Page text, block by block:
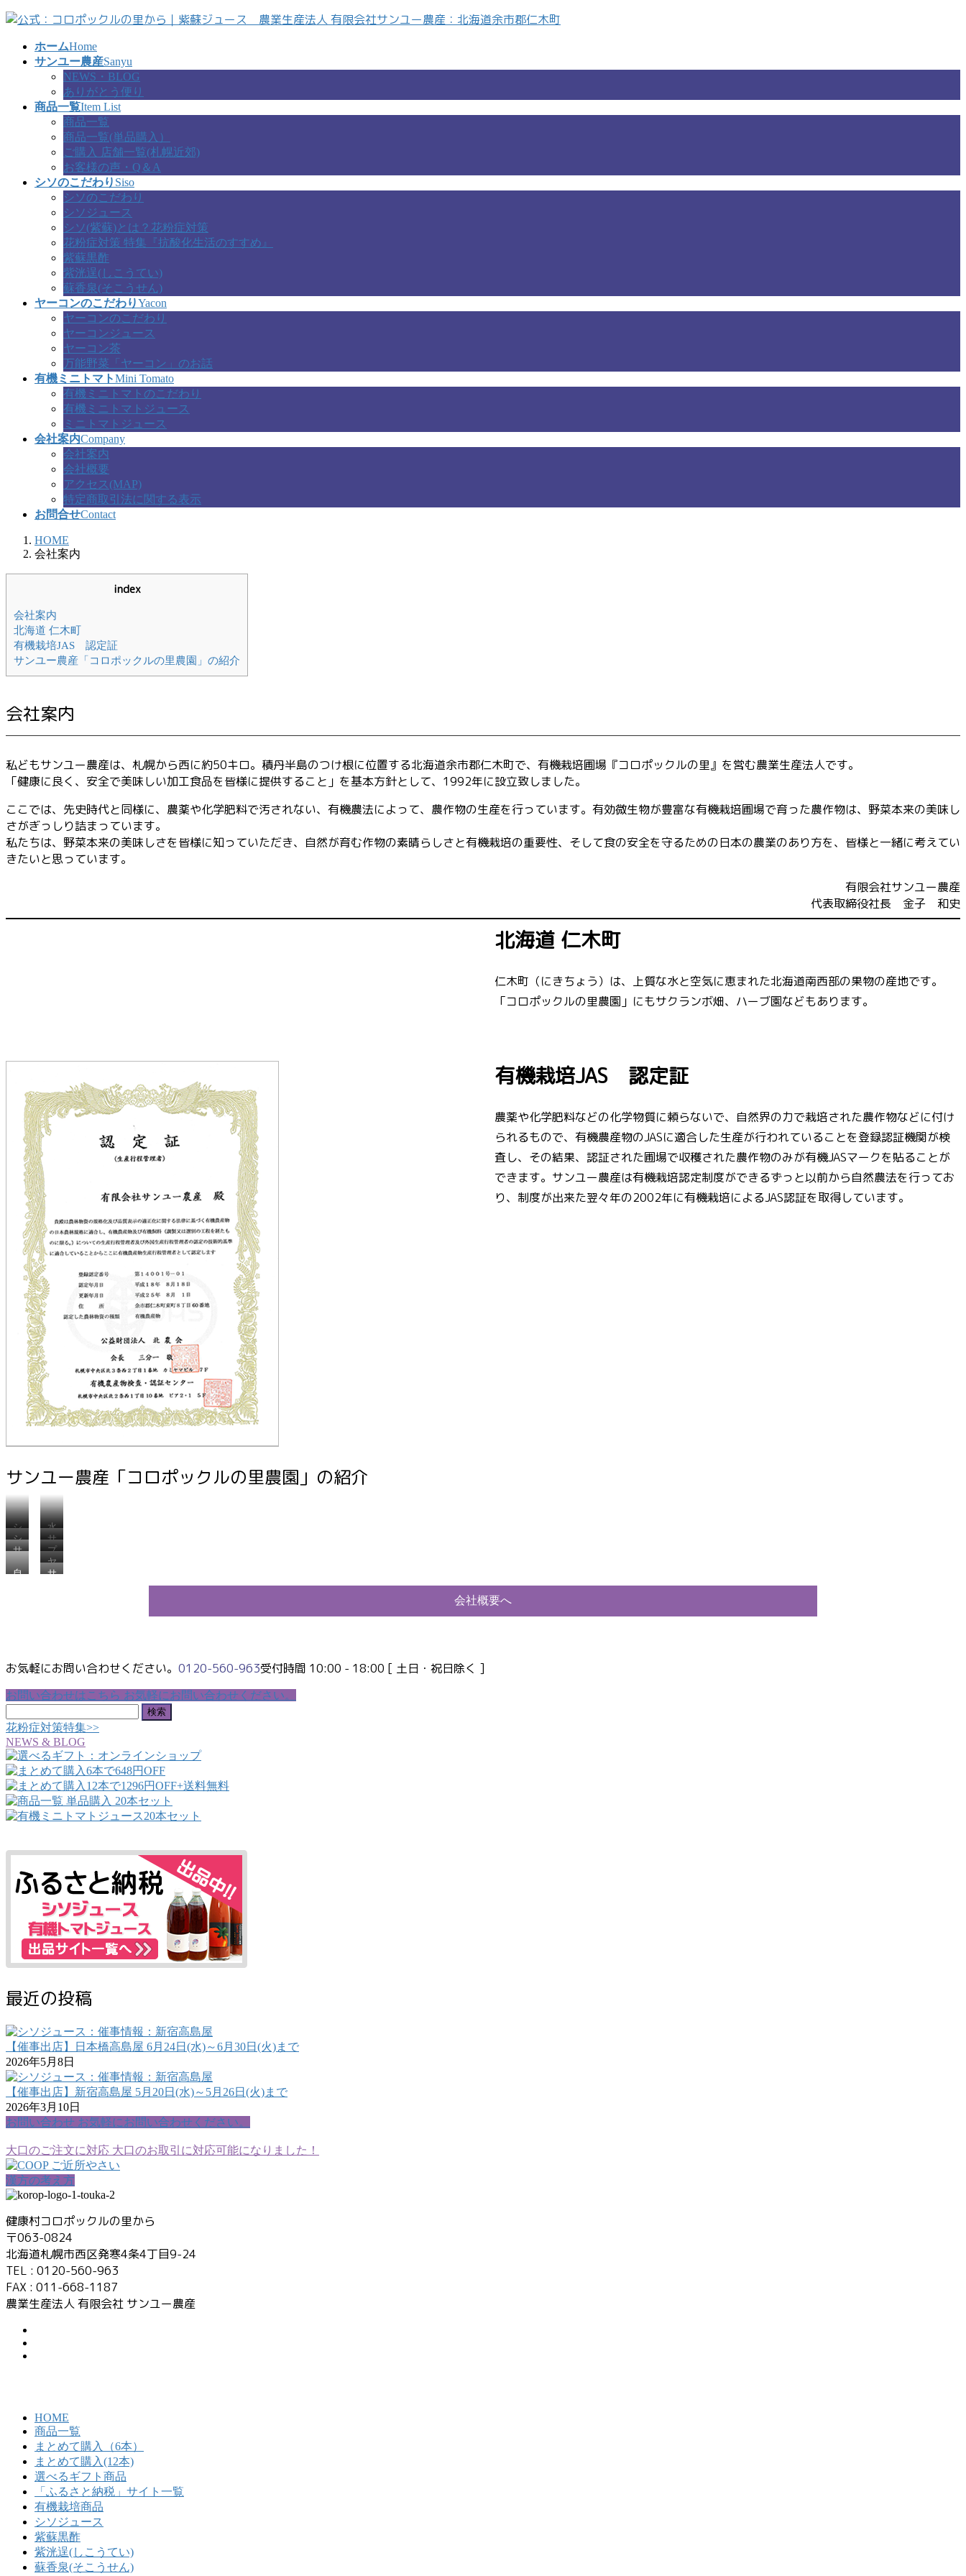
コ
ナ
ホームHome
サンユー農産Sanyu
NEWS・BLOG
ありがとう便り
商品一覧Item List
商品一覧
商品一覧(単品購入）
ご購入 店舗一覧(札幌近郊)
お客様の声・Q＆A
シソのこだわり Siso
シソのこだわり
シソジュース
シソ(紫蘇)とは？花粉症対策
花粉症対策 特集『抗酸化生活のすすめ』
紫蘇黒酢
紫洸逞(しこうてい)
蘇香泉(そこうせん)
ヤーコンのこだわりYacon
ヤーコンのこだわり
ヤーコンジュース
ヤーコン茶
万能野菜「ヤーコン」のお話
有機ミニトマトMini Tomato
有機ミニトマトのこだわり
有機ミニトマトジュース
ミニトマトジュース
会社案内Company
会社案内
会社概要
アクセス(MAP)
特定商取引法に関する表示
お問合せContact
HOME
会社案内
index
会社案内
北海道 仁木町
有機栽培JAS 認定証
サンユー農産「コロポックルの里農園」の紹介
会社案内
私どもサンユー農産は、札幌から西に約50キロ。積丹半島のつけ根に位置する北海道余市郡仁木町で、有機栽培圃場『コロポックルの里』を営む農業生産法人です。
「健康に良く、安全で美味しい加工食品を皆様に提供すること」を基本方針として、1992年に設立致しました。
ここでは、先史時代と同様に、農薬や化学肥料で汚されない、有機農法によって、農作物の生産を行っています。有効微生物が豊富な有機栽培圃場で育った農作物は、野菜本来の美味し
さがぎっしり詰まっています。
私たちは、野菜本来の美味しさを皆様に知っていただき、自然が育む作物の素晴らしさと有機栽培の重要性、そして食の安全を守るための日本の農業のあり方を、皆様と一緒に考えてい
きたいと思っています。
有限会社サンユー農産
代表取締役社長 金子 和史
北海道 仁木町
仁木町（にきちょう）は、上質な水と空気に恵まれた北海道南西部の果物の産地です。
「コロポックルの里農園」にもサクランボ畑、ハーブ園などもあります。
有機栽培JAS 認定証
農薬や化学肥料などの化学物質に頼らないで、自然界の力で栽培された農作物などに付け
られるもので、有機農産物のJASに適合した生産が行われていることを登録認証機関が検
査し、その結果、認証された圃場で収穫された農作物のみが有機JASマークを貼ることが
できます。サンユー農産は有機栽培認定制度ができるずっと以前から自然農法を行ってお
り、制度が出来た翌々年の2002年に有機栽培によるJAS認証を取得しています。
サンユー農産「コロポックルの里農園」の紹介
シ
ソ
水
質
の
良
い
シ
ソ
畑
サ
ク
ラ
ン
サ
ク
ラ
プ
ル
ー
ヤ
ー
自
サ
会社概要へ
お気軽にお問い合わせください。 0120-560-963受付時間 10:00 - 18:00 [ 土日・祝日除く ]
お問い合わせはこちら お気軽にお問い合わせください。
索:
花粉症対策特集>>
NEWS & BLOG
最近の投稿
【催事出店】日本橋高島屋 6月24日(水)～6月30日(火)まで
2026年5月8日
【催事出店】新宿高島屋 5月20日(水)～5月26日(火)まで
2026年3月10日
お問い合わせ お気軽にお問い合わせください。
大口のご注文に対応 大口のお取引に対応可能になりました！
漢方の考え方
健康村コロポックルの里から
〒063-0824
北海道札幌市西区発寒4条4丁目9-24
TEL : 0120-560-963
FAX : 011-668-1187
農業生産法人 有限会社 サンユー農産
HOME
商品一覧
まとめて購入（6本）
まとめて購入(12本)
選べるギフト商品
「ふるさと納税」サイト一覧
有機栽培商品
シソジュース
紫蘇黒酢
紫洸逞(しこうてい)
蘇香泉(そこうせん)